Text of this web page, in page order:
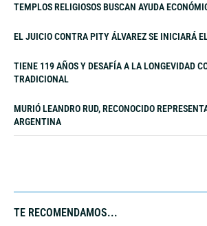
TEMPLOS RELIGIOSOS BUSCAN AYUDA
EL JUICIO CONTRA PITY ÁLVAREZ SE INICIARÁ
TIENE 119 AÑOS Y DESAFÍA A LA LONGEVIDAD
TRADICIONAL
MURIÓ LEANDRO RUD, RECONOCIDO
ARGENTINA
TE RECOMENDAMOS...​